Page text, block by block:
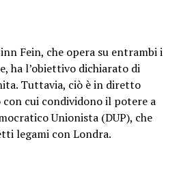
Fein, che opera su entrambi i
ha l’obiettivo dichiarato di
Tuttavia, ciò è in diretto
cui condividono il potere a
Unionista (DUP), che
legami con Londra.